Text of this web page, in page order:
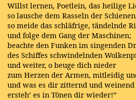
Willst lernen, Poetlein, das heilige
so lausche dem Rasseln der
so meide das schläfrige, tändelnde
und folge dem Gang der Maschinen;
beachte den Funken im singenden
des Schiffes schwindelnden
und weiter, o beuge dich nieder
zum Herzen der Armen, mitleidig
und was es dir zitternd und
ersteh’ es in Tönen dir wieder!”